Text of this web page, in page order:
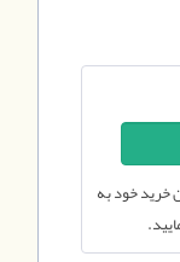
خرید خود به